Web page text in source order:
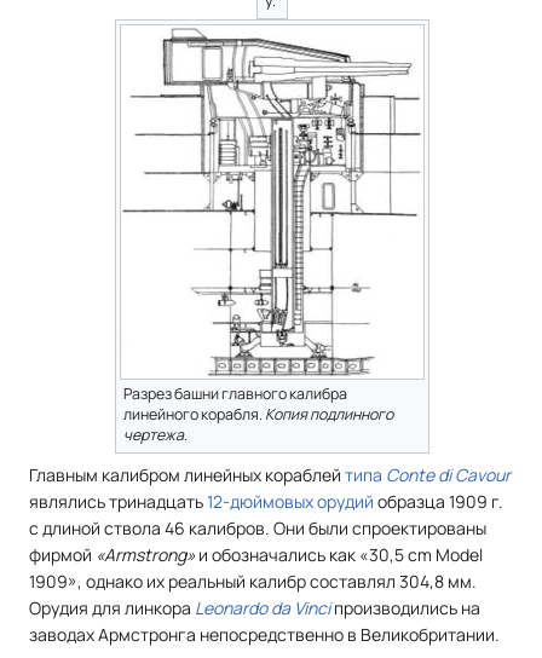
Разрез башни главного калибра
линейного корабля. Копия подлинного
чертежа.
Главным калибром линейных кораблей типа Conte di Cavour
являлись тринадцать12-дюймовых орудий образца 1909 г.
с длиной ствола 46 калибров. Они были спроектированы
фирмой «Armstrong»и обозначались как «30,5 cm Model
1909», однако их реальный калибр составлял 304,8 мм.
Орудия для линкора Leonardo da Vinciпроизводились на
заводах Армстронга непосредственно в Великобритании.